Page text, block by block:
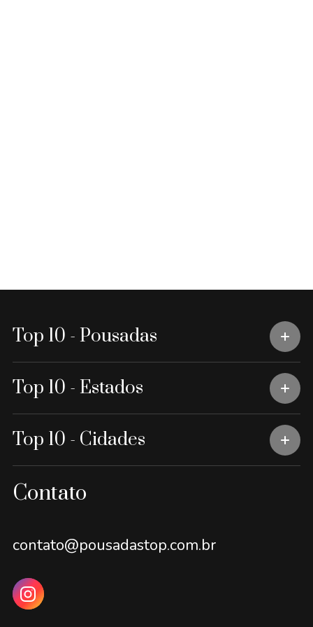
Top 10 - Pousadas
Top 10 - Estados
Top 10 - Cidades
Contato
contato@pousadastop.com.br